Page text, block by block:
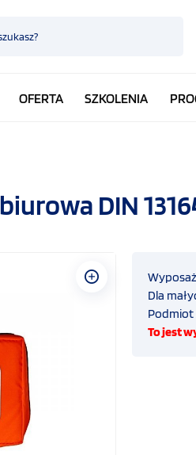
OFERTA SZKOLENIA
DIN
Dla
Podmiot
To jest